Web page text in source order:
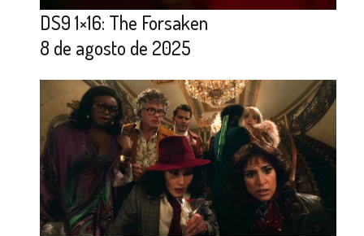
DS9 1×16: The Forsaken
8 de agosto de 2025